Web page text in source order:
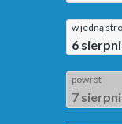
w jedną
6
powrót
7